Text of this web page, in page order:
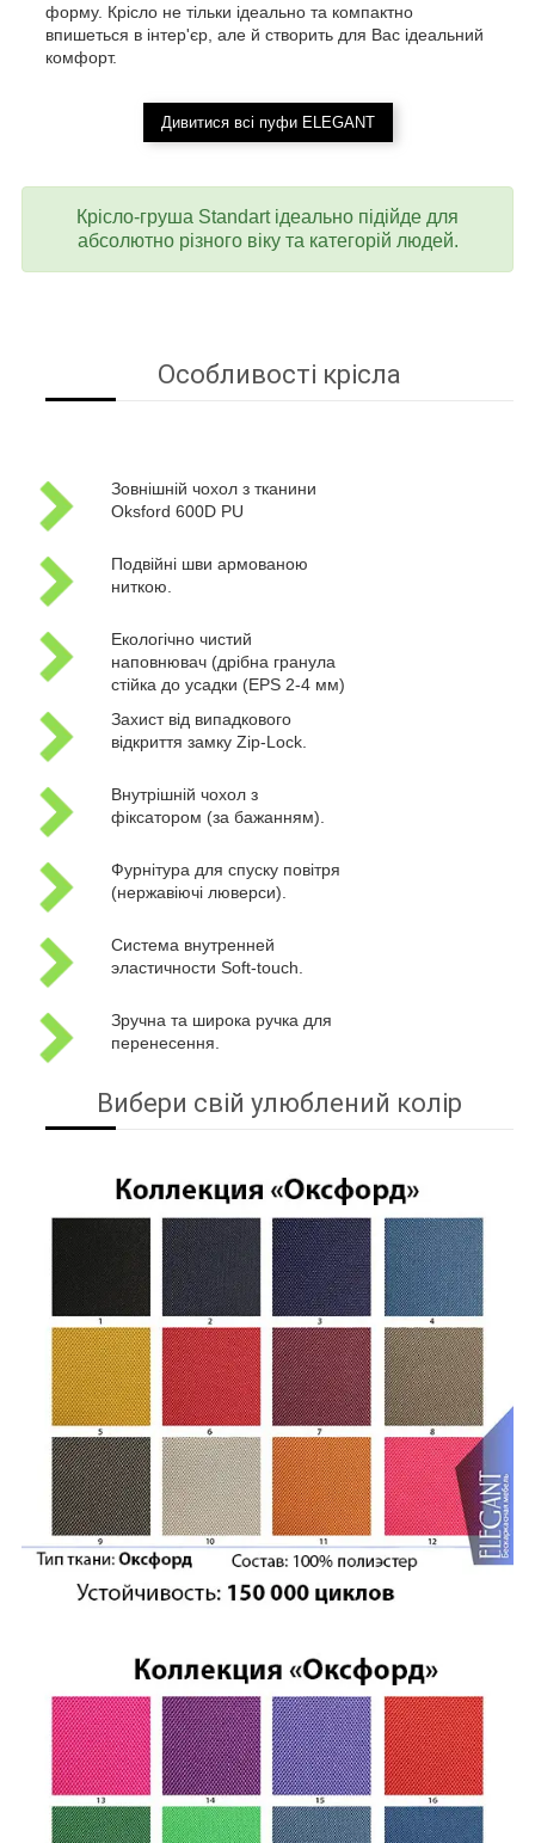
форму. Крісло не тільки ідеально та компактно
впишеться в інтер'єр, але й створить для Вас ідеальний
комфорт.
Дивитися всі пуфи ELEGANT
Крісло-груша Standart ідеально підійде для
абсолютно різного віку та категорій людей.
Особливості крісла
Зовнішній чохол з тканини
Oksford 600D PU
Подвійні шви армованою
ниткою.
Екологічно чистий
наповнювач (дрібна гранула
стійка до усадки (EPS 2-4 мм)
Захист від випадкового
відкриття замку Zip-Lock.
Внутрішній чохол з
фіксатором (за бажанням).
Фурнітура для спуску повітря
(нержавіючі люверси).
Система внутренней
эластичности Soft-touch.
Зручна та широка ручка для
перенесення.
Вибери свій улюблений колір